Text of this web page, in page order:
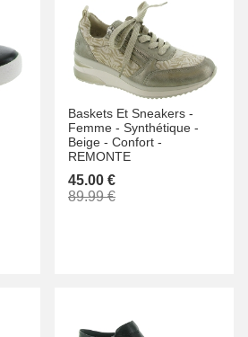
Baskets Et Sneakers -
Femme - Synthétique -
Beige - Confort -
REMONTE
45.00 €
89.99 €